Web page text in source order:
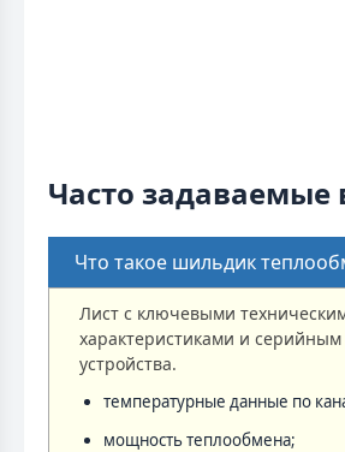
Часто задаваемые
Что такое шильдик
Лист с ключевыми
характеристиками и
устройства.
температурные данные по
мощность теплообмена;